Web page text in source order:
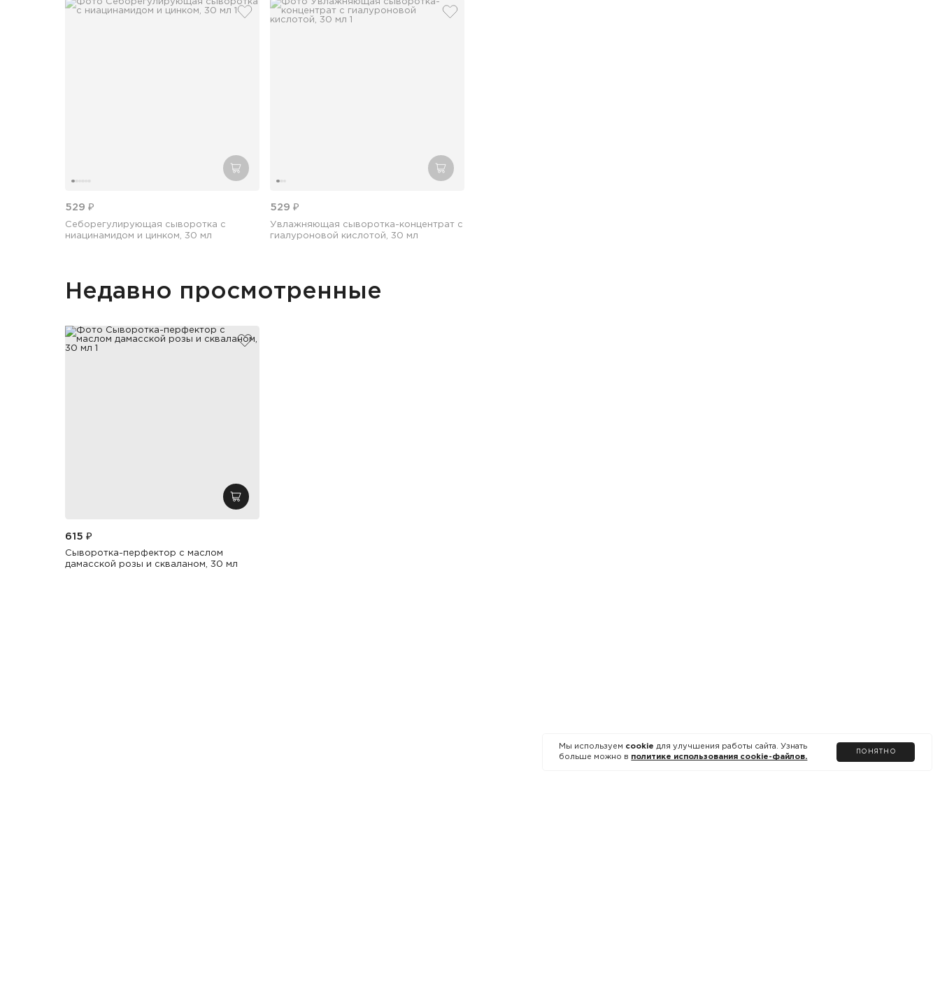
добавить в избранное
добавить в корзину
529 ₽
Себорегулирующая сыворотка с
ниацинамидом и цинком, 30 мл
добавить в избранное
добавить в корзину
529 ₽
Увлажняющая сыворотка-концентрат с
гиалуроновой кислотой, 30 мл
Недавно просмотренные
добавить в избранное
добавить в корзину
615 ₽
Сыворотка-перфектор с маслом
дамасской розы и скваланом, 30 мл
Мы используем cookie для улучшения работы сайта. Узнать
больше можно в политике использования cookie-файлов.
ПОНЯТНО